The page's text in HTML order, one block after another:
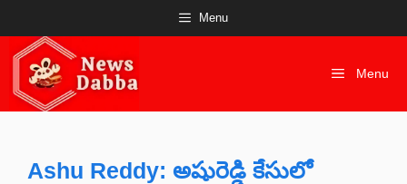
to
content
Menu
Menu
Ashu Reddy: అషురెడ్డి కేసులో